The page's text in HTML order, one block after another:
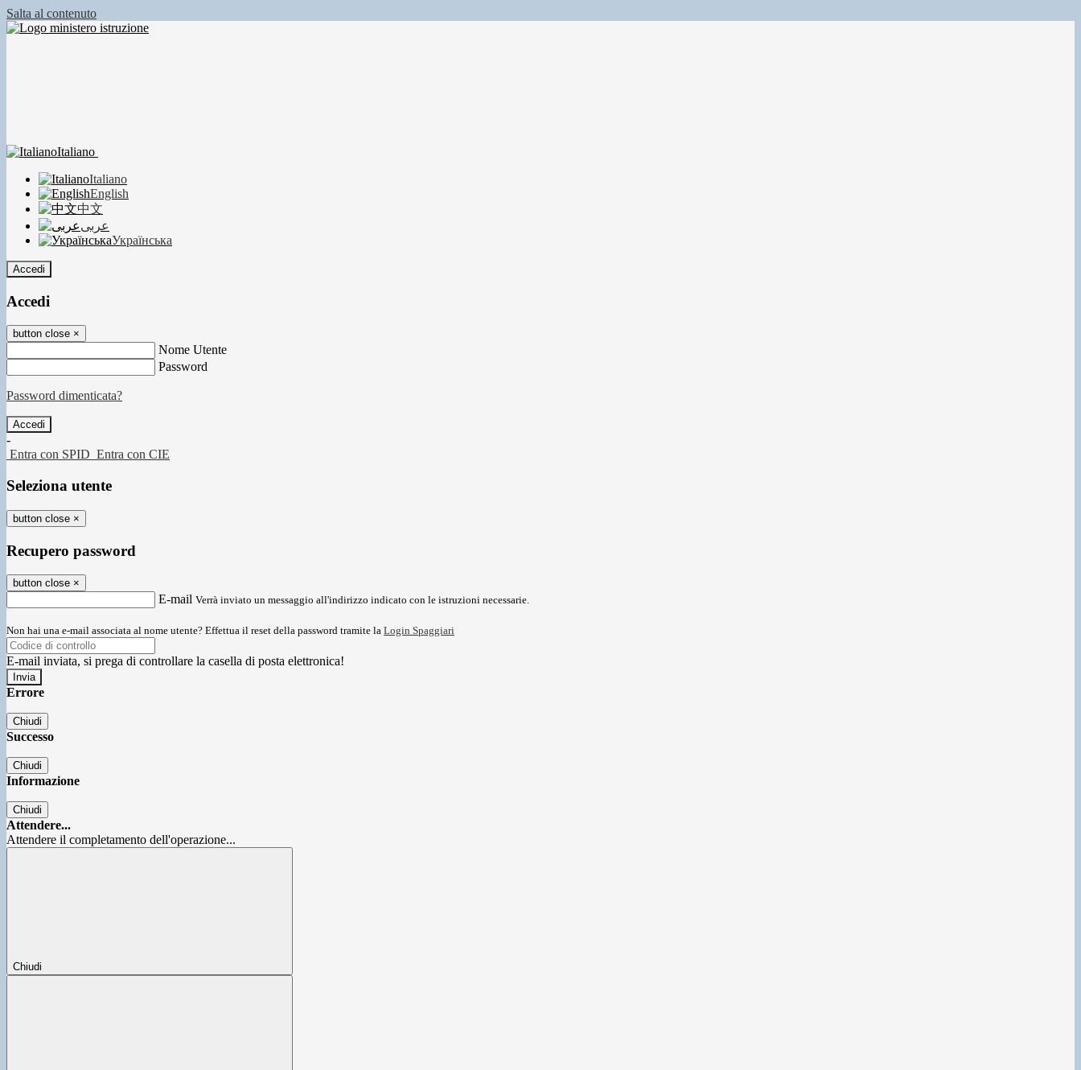
Salta al contenuto
Italiano
Italiano
English
中文
عربى
Українська
Accedi
Accedi
button close ×
Nome Utente
Password
Password dimenticata?
-
Entra con SPID Entra con CIE
Seleziona utente
button close ×
Recupero password
button close ×
E-mail Verrà inviato un messaggio all'indirizzo indicato con le istruzioni necessarie.
Non hai una e-mail associata al nome utente? Effettua il reset della password tramite la Login Spaggiari
E-mail inviata, si prega di controllare la casella di posta elettronica!
Errore
Chiudi
Successo
Chiudi
Informazione
Chiudi
Attendere...
Attendere il completamento dell'operazione...
Chiudi